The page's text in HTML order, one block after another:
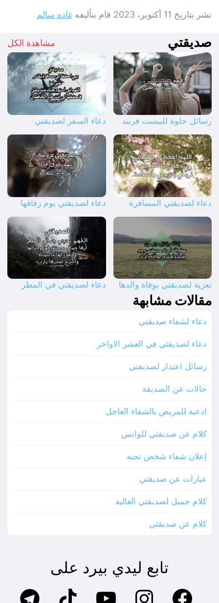
نشر بتاريخ 11 أكتوبر، 2023 قام بتأليفه غاده سالم
صديقتي مشاهدة الكل
رسائل حلوة للبيست فريند دعاء السفر لصديقتي
دعاء لصديقتي المسافرة دعاء لصديقتي يوم زفافها
تعزية لصديقتي بوفاة والدها دعاء لصديقتي في المطر
مقالات مشابهة
دعاء لشفاء صديقتي
دعاء لصديقتي في العشر الاواخر
رسائل اعتذار لصديقتي
حالات عن الصديقة
ادعية للمريض بالشفاء العاجل
كلام عن صديقتي للواتس
إعلان شفاء شخص تحبه
عبارات عن صديقتي
كلام جميل لصديقتي الغالية
كلام عن صديقتي
تابع ليدي بيرد على